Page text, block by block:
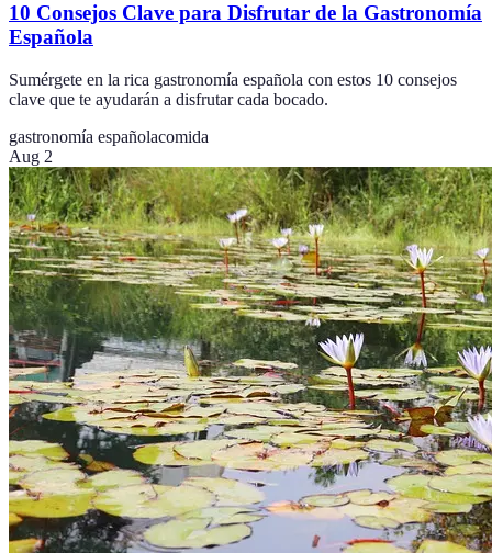
10 Consejos Clave para Disfrutar de la Gastronomía
Española
Sumérgete en la rica gastronomía española con estos 10 consejos
clave que te ayudarán a disfrutar cada bocado.
gastronomía españolacomida
Aug 2